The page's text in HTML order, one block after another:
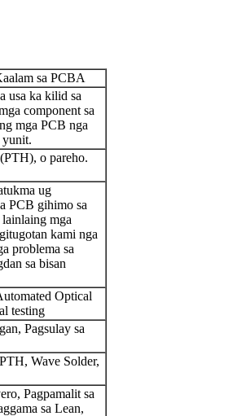
sa PCBA
usa ka kilid sa
component sa
mga PCB nga
yunit.
o pareho.
ug
PCB gihimo sa
lainlaing mga
kami nga
problema sa
sa bisan
Optical
testing
Pagsulay sa
Wave Solder,
Pagpamalit sa
sa Lean,